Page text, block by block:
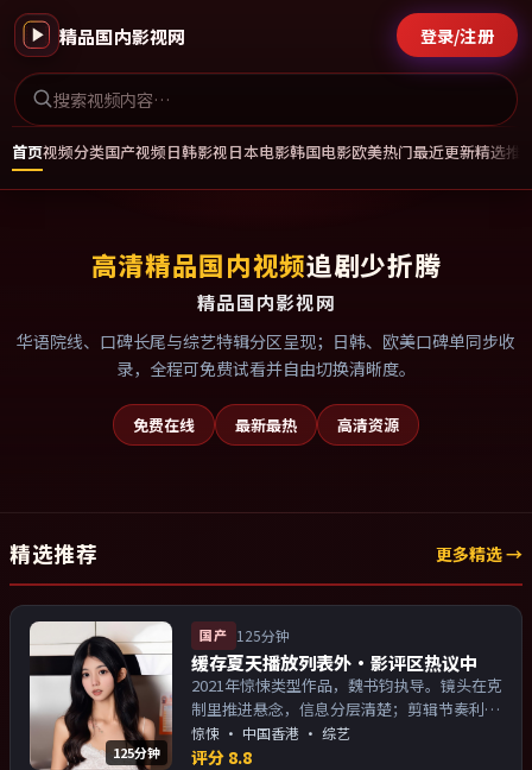
精品国内影视网 登录/注册
首页视频分类国产视频日韩影视日本电影韩国电影欧美热门最近更新精选推
高清精品国内视频追剧少折腾
精品国内影视网
华语院线、口碑长尾与综艺特辑分区呈现；日韩、欧美口碑单同步收
录，全程可免费试看并自由切换清晰度。
免费在线 最新最热 高清资源
精选推荐 更多精选 →
125分钟
国产 125分钟
缓存夏天播放列表外·影评区热议中
2021年惊悚类型作品，魏书钧执导。镜头在克
制里推进悬念，信息分层清楚；剪辑节奏利
落，观感顺滑。主演以演技派为主，适合喜欢
强叙事与人物关系的观众加入片单。
惊悚 · 中国香港 · 综艺
评分 8.8